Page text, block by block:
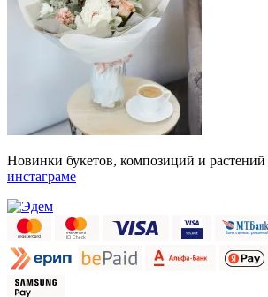
Новинки букетов, композиций и растений
инстаграме